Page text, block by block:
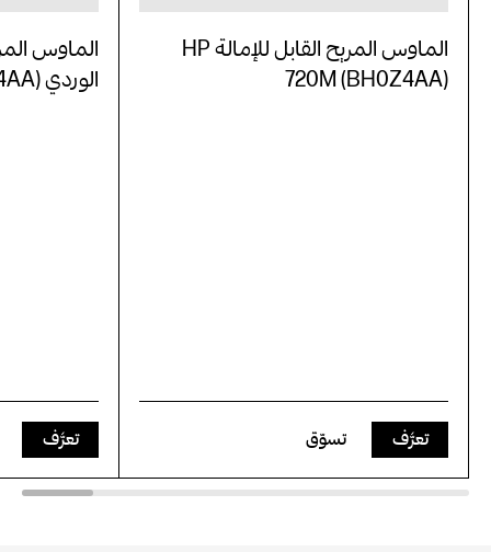
الماوس
الوردي HP 720M (BH7N4AA)
تعرَّف
الماوس المريح القابل للإمالة HP
720M (BH0Z4AA)
تعرَّف تسوّق